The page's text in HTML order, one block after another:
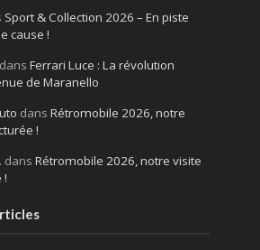
Sport & Collection 2026 – En piste
cause !
dans Ferrari Luce : La révolution
de Maranello
dans Rétromobile 2026, notre
!
dans Rétromobile 2026, notre visite
!